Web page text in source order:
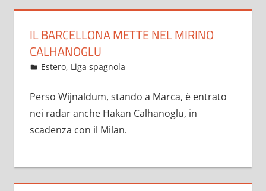
del
solo
IL BARCELLONA METTE NEL MIRINO
CALHANOGLU
Giugno 9, 2021
admin
Estero, Liga spagnola
Perso Wijnaldum, stando a Marca, è entrato
nei radar anche Hakan Calhanoglu, in
scadenza con il Milan.